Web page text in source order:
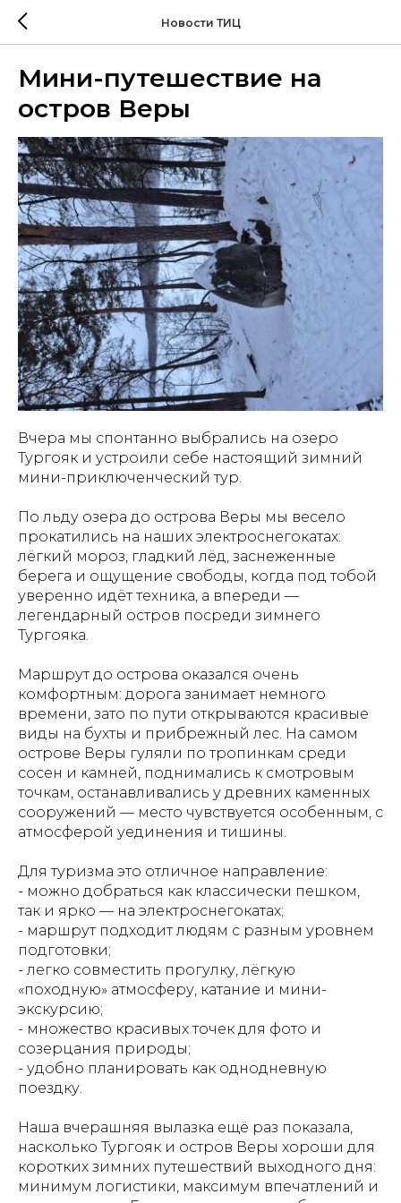
Новости ТИЦ
Мини-путешествие на
остров Веры
Вчера мы спонтанно выбрались на озеро
Тургояк и устроили себе настоящий зимний
мини-приключенческий тур.
По льду озера до острова Веры мы весело
прокатились на наших электроснегокатах:
лёгкий мороз, гладкий лёд, заснеженные
берега и ощущение свободы, когда под тобой
уверенно идёт техника, а впереди —
легендарный остров посреди зимнего
Тургояка.
Маршрут до острова оказался очень
комфортным: дорога занимает немного
времени, зато по пути открываются красивые
виды на бухты и прибрежный лес. На самом
острове Веры гуляли по тропинкам среди
сосен и камней, поднимались к смотровым
точкам, останавливались у древних каменных
сооружений — место чувствуется особенным, с
атмосферой уединения и тишины.
Для туризма это отличное направление:
- можно добраться как классически пешком,
так и ярко — на электроснегокатах;
- маршрут подходит людям с разным уровнем
подготовки;
- легко совместить прогулку, лёгкую
«походную» атмосферу, катание и мини-
экскурсию;
- множество красивых точек для фото и
созерцания природы;
- удобно планировать как однодневную
поездку.
Наша вчерашняя вылазка ещё раз показала,
насколько Тургояк и остров Веры хороши для
коротких зимних путешествий выходного дня:
минимум логистики, максимум впечатлений и